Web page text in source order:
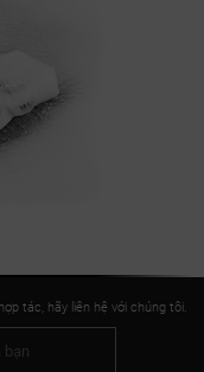
tác, hãy liên hệ với chúng tôi.